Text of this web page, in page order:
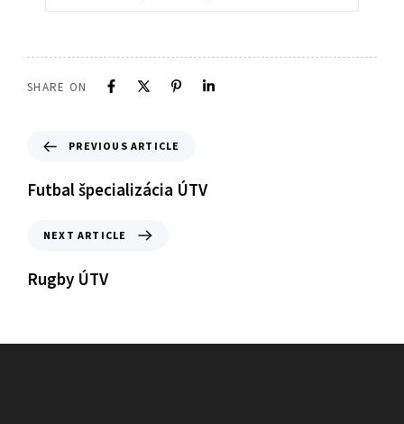
SHARE ON
PREVIOUS ARTICLE
Futbal špecializácia ÚTV
NEXT ARTICLE
Rugby ÚTV